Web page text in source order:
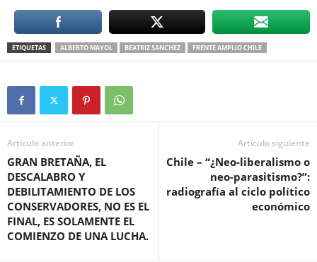
ETIQUETAS ALBERTO MAYOL BEATRIZ SANCHEZ FRENTE AMPLIO CHILE
Artículo anterior
GRAN BRETAÑA, EL
DESCALABRO Y
DEBILITAMIENTO DE LOS
CONSERVADORES, NO ES EL
FINAL, ES SOLAMENTE EL
COMIENZO DE UNA LUCHA.
Artículo siguiente
Chile – “¿Neo-liberalismo o
neo-parasitismo?”:
radiografía al ciclo político
económico